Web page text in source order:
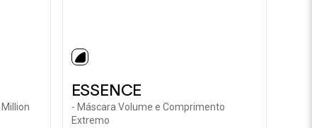
selected
ESSENCE
- Máscara Volume e Comprimento
Extremo